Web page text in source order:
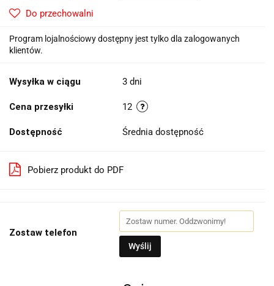
Do przechowalni
Program lojalnościowy dostępny jest tylko dla zalogowanych
klientów.
Wysyłka w ciągu 3 dni
Cena przesyłki 12
Dostępność Średnia dostępność
Pobierz produkt do PDF
Zostaw telefon
Wyślij